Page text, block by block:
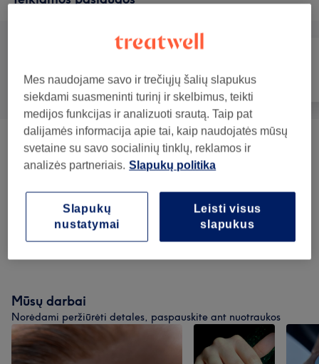
Visos paslaugos Nagai
Signature Rituals ( 2) nuo 25€
( 2)
Mūsų darbai
Norėdami peržiūrėti detales, paspauskite ant nuotraukos
Mes naudojame savo ir trečiųjų šalių slapukus
siekdami suasmeninti turinį ir skelbimus, teikti
medijos funkcijas ir analizuoti srautą. Taip pat
dalijamės informacija apie tai, kaip naudojatės mūsų
svetaine su savo socialinių tinklų, reklamos ir
analizės partneriais. Slapukų politika
Leisti visus
slapukus
Slapukų
nustatymai